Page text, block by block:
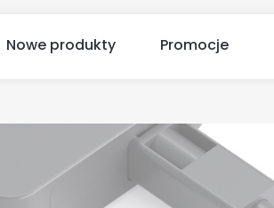
Nowe produkty Promocje